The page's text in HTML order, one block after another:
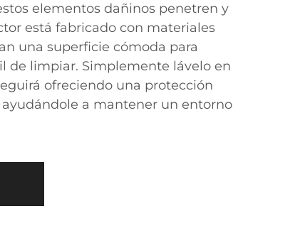
elementos dañinos penetren y
está fabricado con materiales
una superficie cómoda para
de limpiar. Simplemente lávelo en
ofreciendo una protección
a mantener un entorno